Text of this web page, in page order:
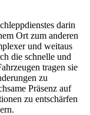
darin
Ort zum anderen
und weitaus
die schnelle und
tragen sie
zu
Präsenz auf
zu entschärfen